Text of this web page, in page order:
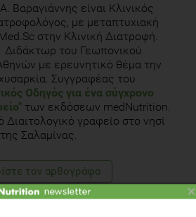
Βαραγιάννης είναι Κλινικός
με μεταπτυχιακή
στην Κλινική Διατροφή.
Διδάκτωρ του Γεωπονικού
με ερευνητικό θέμα την
Συγγραφέας του
Οδηγός για ένα σύγχρονο
των εκδόσεων medNutrition.
Διαιτολογικό γραφείο στο νησί
της Σαλαμίνας.
τoν αρθογράφο
×